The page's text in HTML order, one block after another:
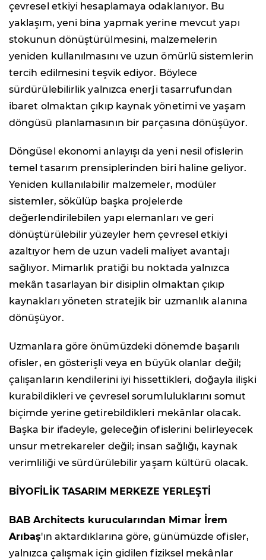
çevresel etkiyi hesaplamaya odaklanıyor. Bu
yaklaşım, yeni bina yapmak yerine mevcut yapı
stokunun dönüştürülmesini, malzemelerin
yeniden kullanılmasını ve uzun ömürlü sistemlerin
tercih edilmesini teşvik ediyor. Böylece
sürdürülebilirlik yalnızca enerji tasarrufundan
ibaret olmaktan çıkıp kaynak yönetimi ve yaşam
döngüsü planlamasının bir parçasına dönüşüyor.
Döngüsel ekonomi anlayışı da yeni nesil ofislerin
temel tasarım prensiplerinden biri haline geliyor.
Yeniden kullanılabilir malzemeler, modüler
sistemler, sökülüp başka projelerde
değerlendirilebilen yapı elemanları ve geri
dönüştürülebilir yüzeyler hem çevresel etkiyi
azaltıyor hem de uzun vadeli maliyet avantajı
sağlıyor. Mimarlık pratiği bu noktada yalnızca
mekân tasarlayan bir disiplin olmaktan çıkıp
kaynakları yöneten stratejik bir uzmanlık alanına
dönüşüyor.
Uzmanlara göre önümüzdeki dönemde başarılı
ofisler, en gösterişli veya en büyük olanlar değil;
çalışanların kendilerini iyi hissettikleri, doğayla ilişki
kurabildikleri ve çevresel sorumluluklarını somut
biçimde yerine getirebildikleri mekânlar olacak.
Başka bir ifadeyle, geleceğin ofislerini belirleyecek
unsur metrekareler değil; insan sağlığı, kaynak
verimliliği ve sürdürülebilir yaşam kültürü olacak.
BİYOFİLİK TASARIM MERKEZE YERLEŞTİ
BAB Architects kurucularından Mimar İrem
Arıbaş'ın aktardıklarına göre, günümüzde ofisler,
yalnızca çalışmak için gidilen fiziksel mekânlar